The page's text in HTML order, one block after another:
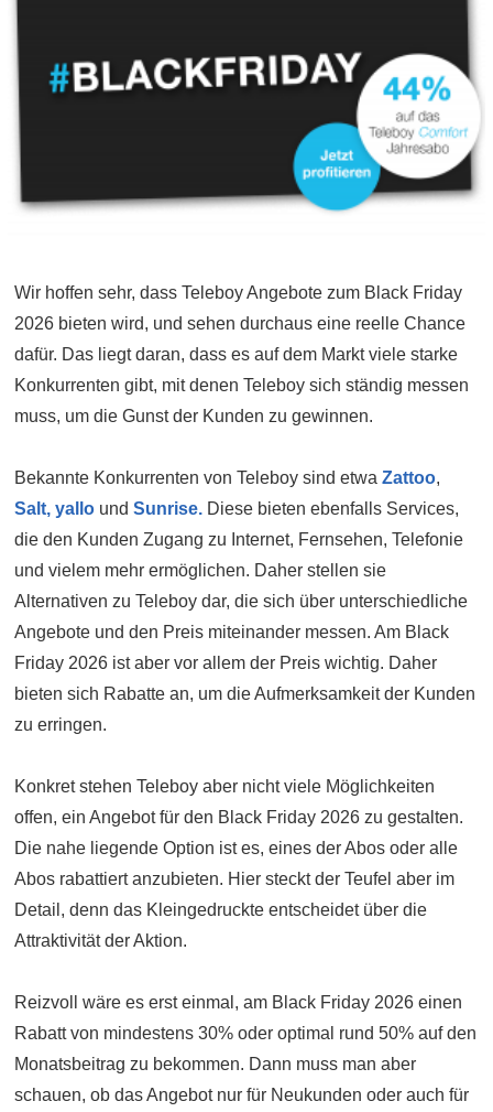
Wir hoffen sehr, dass Teleboy Angebote zum Black Friday
2026 bieten wird, und sehen durchaus eine reelle Chance
dafür. Das liegt daran, dass es auf dem Markt viele starke
Konkurrenten gibt, mit denen Teleboy sich ständig messen
muss, um die Gunst der Kunden zu gewinnen.
Bekannte Konkurrenten von Teleboy sind etwa Zattoo,
Salt, yallo und Sunrise. Diese bieten ebenfalls Services,
die den Kunden Zugang zu Internet, Fernsehen, Telefonie
und vielem mehr ermöglichen. Daher stellen sie
Alternativen zu Teleboy dar, die sich über unterschiedliche
Angebote und den Preis miteinander messen. Am Black
Friday 2026 ist aber vor allem der Preis wichtig. Daher
bieten sich Rabatte an, um die Aufmerksamkeit der Kunden
zu erringen.
Konkret stehen Teleboy aber nicht viele Möglichkeiten
offen, ein Angebot für den Black Friday 2026 zu gestalten.
Die nahe liegende Option ist es, eines der Abos oder alle
Abos rabattiert anzubieten. Hier steckt der Teufel aber im
Detail, denn das Kleingedruckte entscheidet über die
Attraktivität der Aktion.
Reizvoll wäre es erst einmal, am Black Friday 2026 einen
Rabatt von mindestens 30% oder optimal rund 50% auf den
Monatsbeitrag zu bekommen. Dann muss man aber
schauen, ob das Angebot nur für Neukunden oder auch für